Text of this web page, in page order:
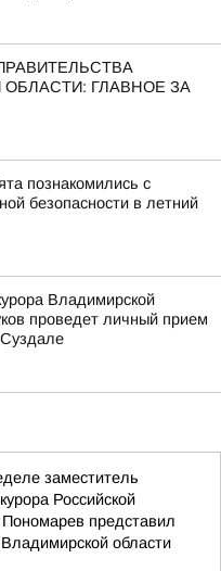
ГЛАВНОЕ ЗА
познакомились с
безопасности в летний
Владимирской
проведет личный прием
заместитель
Российской
представил
области